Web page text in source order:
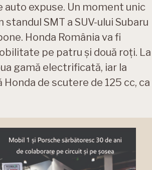
expuse. Un moment unic
SMT a SUV-ului Subaru
Honda România va fi
pe patru și două roți. La
gamă electrificată, iar la
de scutere de 125 cc, ca